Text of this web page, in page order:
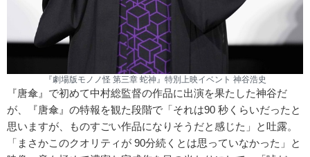
『劇場版モノノ怪 第三章 蛇神』特別上映イベント 神谷浩史
『唐傘』で初めて中村総監督の作品に出演を果たした神谷だ
が、『唐傘』の特報を観た段階で「それは90 秒くらいだったと
思いますが、ものすごい作品になりそうだと感じた」と吐露。
「まさかこのクオリティが 90分続くとは思っていなかった」と